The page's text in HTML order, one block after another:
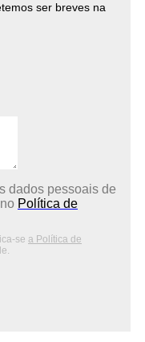
ser breves na
dados pessoais de
Política de
se a Política de